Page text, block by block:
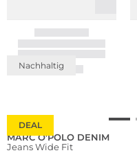
DEAL
Nachhaltig
MARC O'POLO DENIM
Jeans Wide Fit